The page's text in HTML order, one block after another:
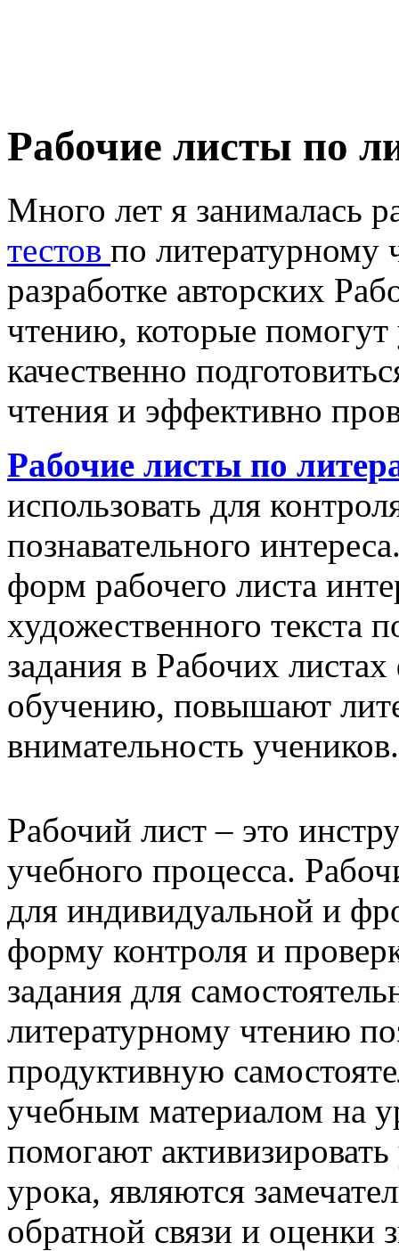
Рабочие листы по
Много лет я занималась
тестов по
разработке авторских
чтению, которые
качественно
чтения и эффективно
Рабочие листы по
использовать для
познавательного
форм рабочего листа
художественного текста
задания в Рабочих
обучению, повышают
внимательность учеников.
Рабочий лист – это
учебного процесса.
для индивидуальной и
форму контроля и
задания для
литературному чтению
продуктивную
учебным материалом на
помогают
урока, являются
обратной связи и оценки